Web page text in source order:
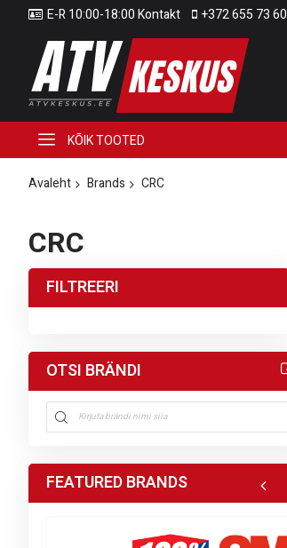
E-R 10:00-18:00 Kontakt +372 655 73 60
KÕIK TOOTED
Avaleht Brands CRC
CRC
FILTREERI
OTSI BRÄNDI
FEATURED BRANDS